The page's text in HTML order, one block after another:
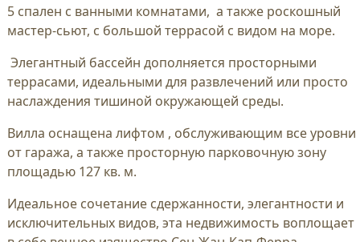
5 спален с ванными комнатами, а также роскошный
мастер-сьют, с большой террасой с видом на море.
Элегантный бассейн дополняется просторными
террасами, идеальными для развлечений или просто
наслаждения тишиной окружающей среды.
Вилла оснащена лифтом , обслуживающим все уровни
от гаража, а также просторную парковочную зону
площадью 127 кв. м.
Идеальное сочетание сдержанности, элегантности и
исключительных видов, эта недвижимость воплощает